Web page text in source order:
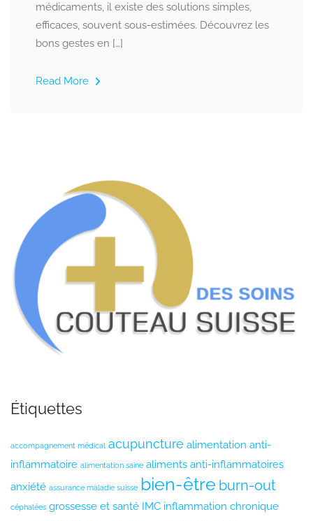
médicaments, il existe des solutions simples,
efficaces, souvent sous-estimées. Découvrez les
bons gestes en […]
Read More
Étiquettes
accompagnement médical acupuncture alimentation anti-
inflammatoire alimentation saine aliments anti-inflammatoires
anxiété assurance maladie suisse bien-être burn-out
céphalées grossesse et santé IMC inflammation chronique